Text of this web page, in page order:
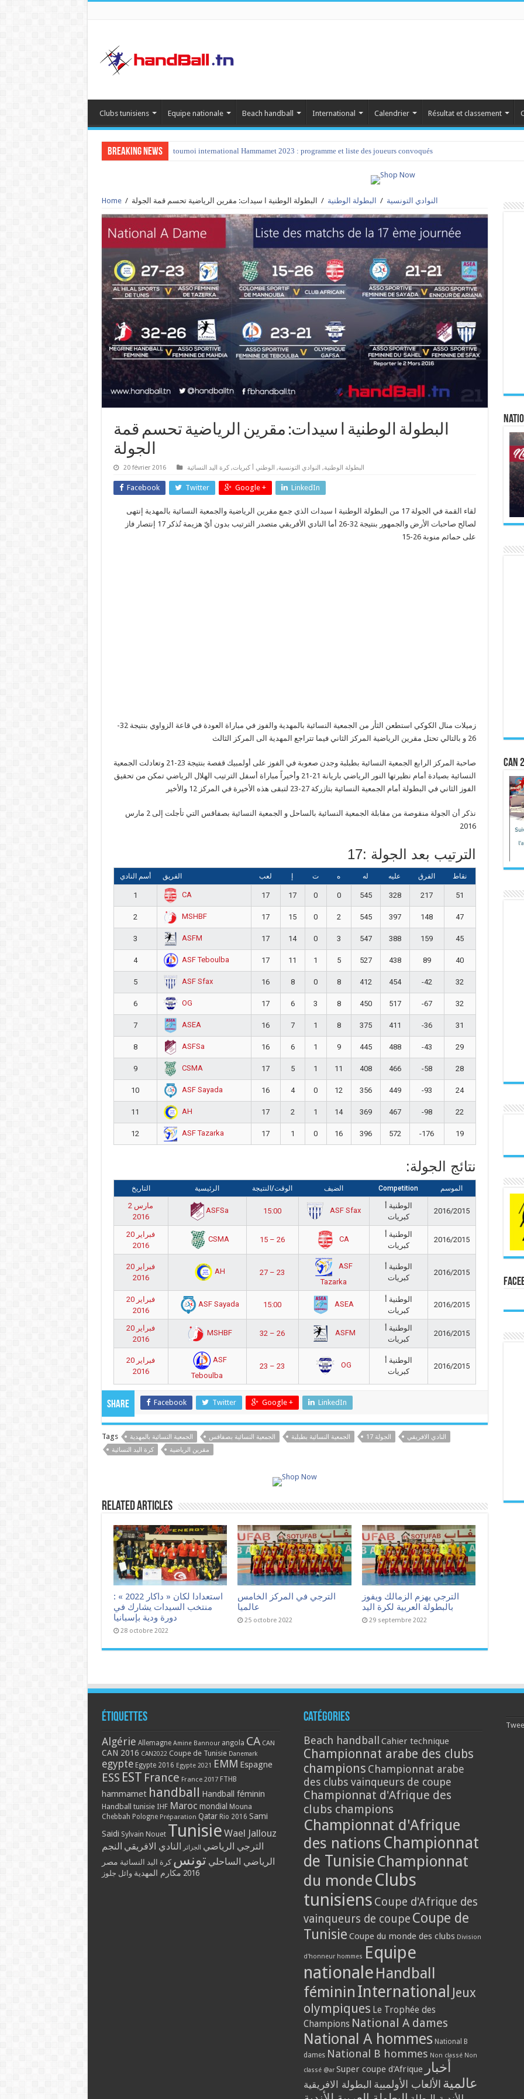
Clubs tunisiens Equipe nationale Beach handball International Calendrier Résultat et classement
Breaking News tournoi international Hammamet 2023 : programme et liste des joueurs convoqués
Home / النوادي التونسية / البطولة الوطنية / البطولة الوطنية ا سيدات: مقرين الرياضية تحسم قمة الجولة
البطولة الوطنية ا سيدات: مقرين الرياضية تحسم قمة
الجولة
20 février 2016 البطولة الوطنية, النوادي التونسية, الوطني أ كبريات,كرة اليد النسائية
Facebook Twitter Google + LinkedIn
لقاء القمة في الجولة 17 من البطولة الوطنية ا سيدات الذي جمع مقرين الرياضية والجمعية النسائية بالمهدية إنتهى
لصالح صاحبات الأرض والجمهور بنتيجة 32-26 أما النادي الأفريقي متصدر الترتيب بدون أيّ هزيمة تُذكر
17 إنتصار فاز
على حمائم منوبة 26-15
زميلات منال الكوكي استطعن الثأر من الجمعية النسائية بالمهدية والفوز في مباراة العودة في قاعة الزواوي بنتيجة 32-
26 و بالتالي تحتل مقرين الرياضية المركز الثاني فيما تتراجع المهدية الى المركز الثالث
صاحبة المركز الرابع الجمعية النسائية بطبلبة وجدن صعوبة في الفوز
على أولمبيك قفصة بنتيجة 23-21 وتعادلت الجمعية
النسائية بصيادة أمام نظيرتها
النور الرياضي باريانة 21-21 وأخيراً مباراة أسفل الترتيب الهلال الرياضي تمكن من تحقيق
الفوز الثاني في البطولة أمام الجمعية النسائية بتازركة 27-23 لتبقى هذه الأخيرة في المركز 12 والأخير
نذكر أن الجولة منقوصة من مقابلة الجمعية النسائية بالساحل و الجمعية النسائية بصفاقس التي تأجلت إلى 2 مارس
2016
الترتيب بعد الجولة :17
أسم النادي الفريق لعب ت ه له عليه الفرق نقاط
1 CA 17 17 0 0 545 328 217 51
2 MSHBF 17 15 0 2 545 397 148 47
3 ASFM 17 14 0 3 547 388 159 45
4 ASF Teboulba 17 11 1 5 527 438 89 40
5 ASF Sfax 16 8 0 8 412 454 -42 32
6 OG 17 6 3 8 450 517 -67 32
7 ASEA 16 7 1 8 375 411 -36 31
8 ASFSa 16 6 1 9 445 488 -43 29
9 CSMA 17 5 1 11 408 466 -58 28
10 ASF Sayada 16 4 0 12 356 449 -93 24
11 AH 17 2 1 14 369 467 -98 22
12 ASF Tazarka 17 1 0 16 396 572 -176 19
نتائج الجولة:
التاريخ الرئيسية الوقت/النتيجة الضيف Competition الموسم
2 مارس
2016
ASFSa 15:00 ASF Sfax
الوطنية أ
كبريات
2016/2015
20 فبراير
2016
CSMA 15 – 26 CA
الوطنية أ
كبريات
2016/2015
20 فبراير
2016
AH 27 – 23
ASF
Tazarka
الوطنية أ
كبريات
2016/2015
20 فبراير
2016
ASF Sayada 15:00 ASEA
الوطنية أ
كبريات
2016/2015
20 فبراير
2016
MSHBF 32 – 26 ASFM
الوطنية أ
كبريات
2016/2015
20 فبراير
2016
ASF
Teboulba
23 – 23 OG
الوطنية أ
كبريات
2016/2015
Share Facebook Twitter Google + LinkedIn
Tags الجمعية النسائية بالمهدية الجمعية النسائية بصفاقس الجمعية النسائية بطبلبة الجولة 17
النادي الافريقي
كرة اليد النسائية
مقرين الرياضية
Related Articles
استعدادا لكان « داكار 2022 » :
منتخب السيدات يشارك في
دورة ودية بإسبانيا
28 octobre 2022
الترجي في المركز الخامس
عالميا
25 octobre 2022
الترجي يهزم الزمالك ويفوز
بالبطولة العربية لكرة اليد
29 septembre 2022
CAN
Étiquettes
Algérie Allemagne Amine Bannour angola CA CAN
CAN 2016 CAN2022 Coupe de Tunisie Danemark
egypte Egypte 2016 Egypte 2021 EMM Espagne
ESS EST France France 2017 FTHB
hammamet handball Handball féminin
Handball tunisie IHF Maroc mondial
Mouna
Chebbah Pologne Préparation Qatar Rio 2016 Sami
Saidi Sylvain Nouet Tunisie Wael Jallouz
الترجي الرياضي الجزائر النادي الافريقي النجم
الرياضي الساحلي تونس كرة اليد النسائية مصر
2016 مكارم المهدية وائل جلوز
Catégories
Beach handball Cahier technique
Championnat arabe des clubs
champions Championnat arabe
des clubs vainqueurs de coupe
Championnat d'Afrique des
clubs champions
Championnat d'Afrique
des nations Championnat
de Tunisie Championnat
du monde Clubs
tunisiens Coupe d'Afrique des
vainqueurs de coupe Coupe de
Tunisie Coupe du monde des clubs Division
d'honneur hommes Equipe
nationale Handball
féminin International Jeux
olympiques Le Trophée des
Champions National A dames
National A hommes National B
dames National B hommes Non classé Non
classé @ar Super coupe d'Afrique أخبار
عالمية الألعاب الأولمبية البطولة الافريقية